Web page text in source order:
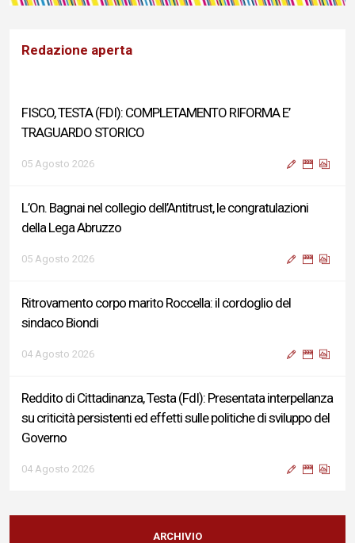
Redazione aperta
FISCO, TESTA (FDI): COMPLETAMENTO RIFORMA E’
TRAGUARDO STORICO
05 Agosto 2026
L’On. Bagnai nel collegio dell’Antitrust, le congratulazioni
della Lega Abruzzo
05 Agosto 2026
Ritrovamento corpo marito Roccella: il cordoglio del
sindaco Biondi
04 Agosto 2026
Reddito di Cittadinanza, Testa (FdI): Presentata interpellanza
su criticità persistenti ed effetti sulle politiche di sviluppo del
Governo
04 Agosto 2026
Sigismondi, Liris e Testa: “Profondo cordoglio e vicinanza al
Ministro Roccella e alla sua famiglia”
ARCHIVIO